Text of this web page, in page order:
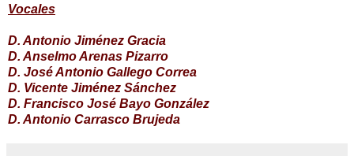
Vocales
D. Antonio Jiménez Gracia
D. Anselmo Arenas Pizarro
D. José Antonio Gallego Correa
D. Vicente Jiménez Sánchez
D. Francisco José Bayo González
D. Antonio Carrasco Brujeda